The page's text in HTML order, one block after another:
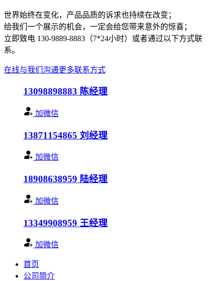
世界始终在变化，产品品质的诉求也持续在改变；
给我们一个展示的机会，一定会给您带来意外的惊喜；
立即致电 130-9889-8883（7*24小时）或者通过以下方式联
系。
在线与我们沟通更多联系方式
13098898883 陈经理
加微信
13871154865 刘经理
加微信
18908638959 陆经理
加微信
13349908959 王经理
加微信
首页
公司简介